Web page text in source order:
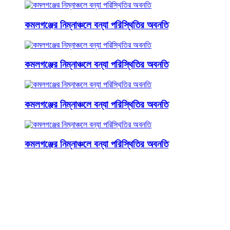
কমলগঞ্জের নিম্নাঞ্চলে বন্যা পরিস্থিতির অবনতি
কমলগঞ্জের নিম্নাঞ্চলে বন্যা পরিস্থিতির অবনতি
কমলগঞ্জের নিম্নাঞ্চলে বন্যা পরিস্থিতির অবনতি
কমলগঞ্জের নিম্নাঞ্চলে বন্যা পরিস্থিতির অবনতি